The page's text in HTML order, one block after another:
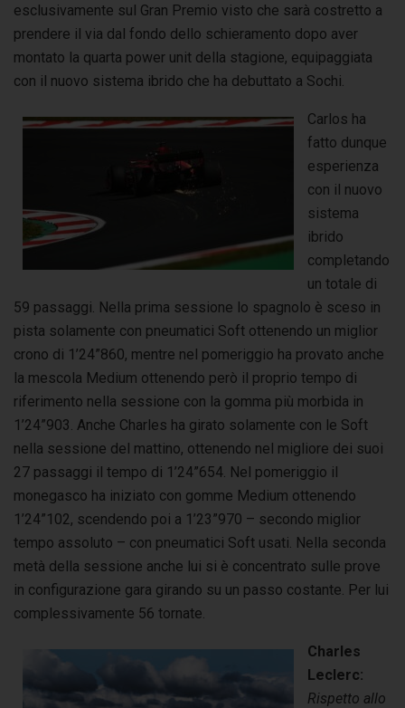
esclusivamente sul Gran Premio visto che sarà costretto a
prendere il via dal fondo dello schieramento dopo aver
montato la quarta power unit della stagione, equipaggiata
con il nuovo sistema ibrido che ha debuttato a Sochi.
Carlos ha
fatto dunque
esperienza
con il nuovo
sistema
ibrido
completando
un totale di
59 passaggi. Nella prima sessione lo spagnolo è sceso in
pista solamente con pneumatici Soft ottenendo un miglior
crono di 1’24”860, mentre nel pomeriggio ha provato anche
la mescola Medium ottenendo però il proprio tempo di
riferimento nella sessione con la gomma più morbida in
1’24”903. Anche Charles ha girato solamente con le Soft
nella sessione del mattino, ottenendo nel migliore dei suoi
27 passaggi il tempo di 1’24”654. Nel pomeriggio il
monegasco ha iniziato con gomme Medium ottenendo
1’24”102, scendendo poi a 1’23”970 – secondo miglior
tempo assoluto – con pneumatici Soft usati. Nella seconda
metà della sessione anche lui si è concentrato sulle prove
in configurazione gara girando su un passo costante. Per lui
complessivamente 56 tornate.
Charles
Leclerc:
Rispetto allo